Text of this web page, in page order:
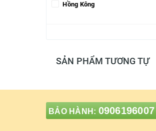
Hồng Kông
SẢN PHẨM TƯƠNG TỰ
BẢO HÀNH: 0906196007